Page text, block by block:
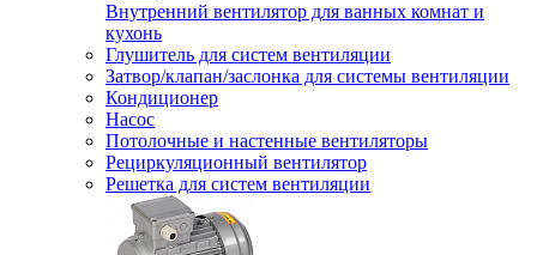
Внутренний вентилятор для ванных комнат и
кухонь
Глушитель для систем вентиляции
Затвор/клапан/заслонка для системы вентиляции
Кондиционер
Насос
Потолочные и настенные вентиляторы
Рециркуляционный вентилятор
Решетка для систем вентиляции